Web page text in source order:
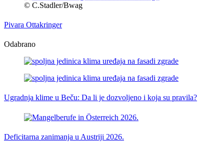
© C.Stadler/Bwag
Pivara Ottakringer
Odabrano
Ugradnja klime u Beču: Da li je dozvoljeno i koja su pravila?
Deficitarna zanimanja u Austriji 2026.